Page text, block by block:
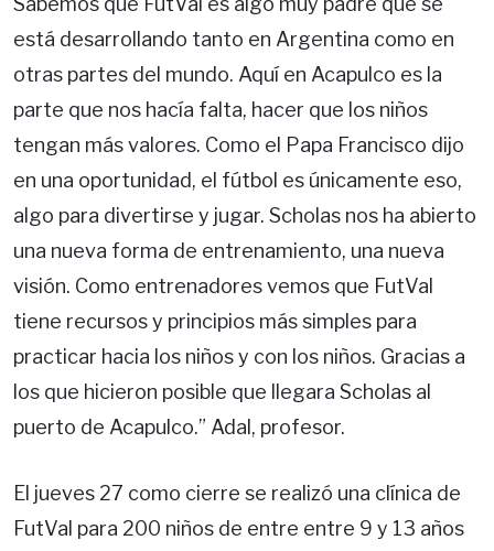
está desarrollando tanto en Argentina como en
otras partes del mundo. Aquí en Acapulco es la
parte que nos hacía falta, hacer que los niños
tengan más valores. Como el Papa Francisco dijo
en una oportunidad, el fútbol es únicamente eso,
algo para divertirse y jugar. Scholas nos ha abierto
una nueva forma de entrenamiento, una nueva
visión. Como entrenadores vemos que FutVal
tiene recursos y principios más simples para
practicar hacia los niños y con los niños. Gracias a
los que hicieron posible que llegara Scholas al
puerto de Acapulco.” Adal, profesor.
El jueves 27 como cierre se realizó una clínica de
FutVal para 200 niños de entre entre 9 y 13 años